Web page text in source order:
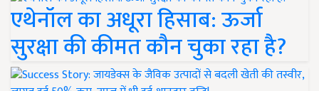
एथेनॉल का अधूरा हिसाब: ऊर्जा
सुरक्षा की कीमत कौन चुका रहा है?